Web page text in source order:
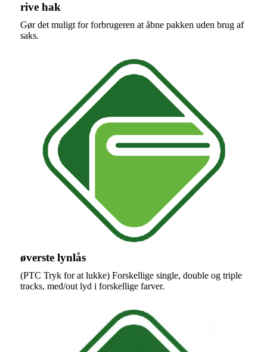
rive hak
Gør det muligt for forbrugeren at åbne pakken uden brug af
saks.
øverste lynlås
(PTC Tryk for at lukke) Forskellige single, double og triple
tracks, med/out lyd i forskellige farver.